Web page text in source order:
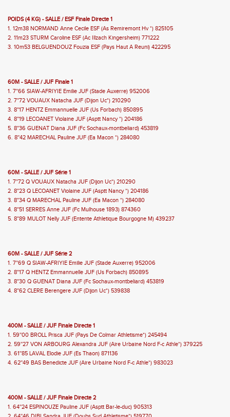
POIDS (4 KG) - SALLE / ESF Finale Directe 1
1. 12m38 NORMAND Anne Cecile ESF (As Remiremont Hv *) 825105
2. 11m23 STURM Caroline ESF (Ac Illzach Kingersheim) 771222
3. 10m53 BELGUENDOUZ Fouzia ESF (Pays Haut A Reuni) 422295
60M - SALLE / JUF Finale 1
1. 7''66 SIAW-AFRIYIE Emilie JUF (Stade Auxerre) 952006
2. 7''72 VOUAUX Natacha JUF (Dijon Uc*) 210290
3. 8''17 HENTZ Emmannuelle JUF (Us Forbach) 850895
4. 8''19 LECOANET Violaine JUF (Asptt Nancy *) 204186
5. 8''36 GUENAT Diana JUF (Fc Sochaux-montbeliard) 453819
6. 8''42 MARECHAL Pauline JUF (Ea Macon *) 284080
60M - SALLE / JUF Série 1
1. 7''72 Q VOUAUX Natacha JUF (Dijon Uc*) 210290
2. 8''23 Q LECOANET Violaine JUF (Asptt Nancy *) 204186
3. 8''34 Q MARECHAL Pauline JUF (Ea Macon *) 284080
4. 8''51 SERRES Anne JUF (Fc Mulhouse 1893) 874360
5. 8''89 MULOT Nelly JUF (Entente Athletique Bourgogne M) 439237
60M - SALLE / JUF Série 2
1. 7''69 Q SIAW-AFRIYIE Emilie JUF (Stade Auxerre) 952006
2. 8''17 Q HENTZ Emmannuelle JUF (Us Forbach) 850895
3. 8''30 Q GUENAT Diana JUF (Fc Sochaux-montbeliard) 453819
4. 8''62 CLERE Berengere JUF (Dijon Uc*) 539838
400M - SALLE / JUF Finale Directe 1
1. 59''00 BROLL Prisca JUF (Pays De Colmar Athletisme*) 245494
2. 59''27 VON ARBOURG Alexandra JUF (Aire Urbaine Nord F-c Athle*) 379225
3. 61''85 LAVAL Elodie JUF (Es Thaon) 871136
4. 62''49 BAS Benedicte JUF (Aire Urbaine Nord F-c Athle*) 983023
400M - SALLE / JUF Finale Directe 2
1. 64''24 ESPINOUZE Pauline JUF (Asptt Bar-le-duc) 905313